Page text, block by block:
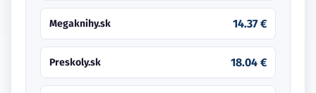
Megaknihy.sk 14.37 €
Preskoly.sk 18.04 €